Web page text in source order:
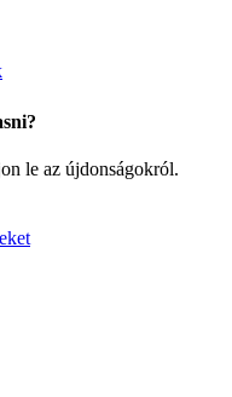
le az újdonságokról.